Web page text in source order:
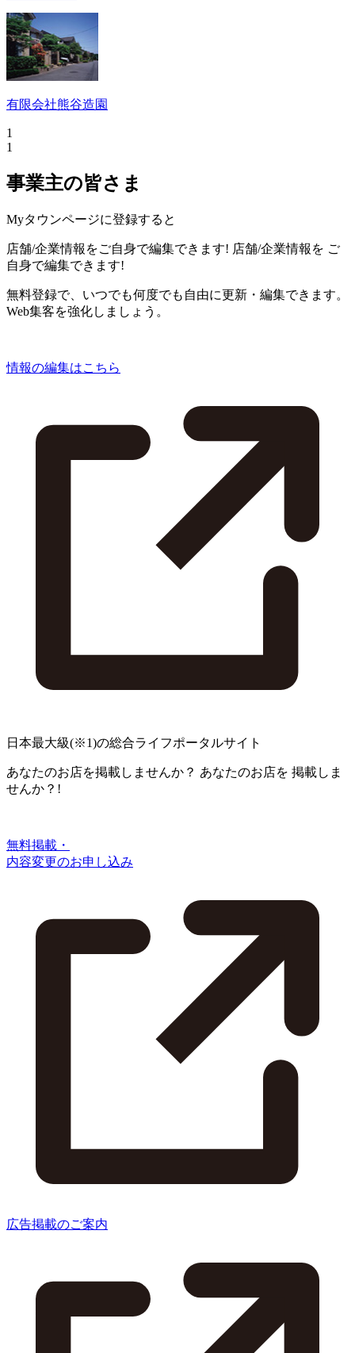
有限会社熊谷造園
1
1
事業主の皆さま
Myタウンページに登録すると
店舗/企業情報をご自身で編集できます! 店舗/企業情報を ご
自身で編集できます!
無料登録で、いつでも何度でも自由に更新・編集できます。
Web集客を強化しましょう。
情報の編集はこちら
日本最大級(※1)の総合ライフポータルサイト
あなたのお店を掲載しませんか？ あなたのお店を 掲載しま
せんか？!
無料掲載・
内容変更のお申し込み
広告掲載のご案内